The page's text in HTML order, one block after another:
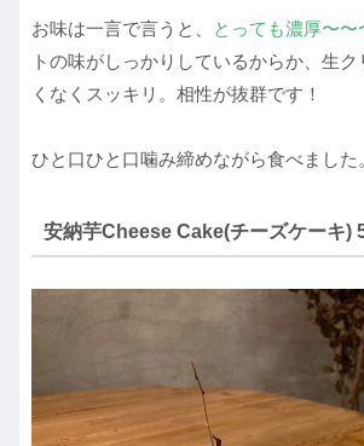
お味は一言で言うと、 とっても濃厚〜〜
トの味がしっかりしているからか、生
くなくスッキリ。相性が抜群です！
ひと口ひと口噛み締めながら食べました
安納芋Cheese Cake(チーズケーキ)